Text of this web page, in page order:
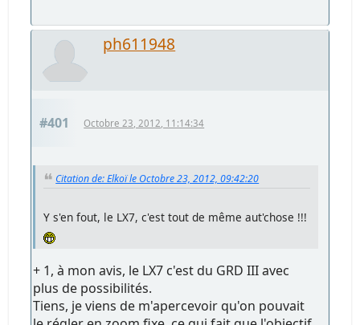
ph611948
#401 Octobre 23, 2012, 11:14:34
Citation de: Elkoï le Octobre 23, 2012, 09:42:20
Y s'en fout, le LX7, c'est tout de même aut'chose !!!
+ 1, à mon avis, le LX7 c'est du GRD III avec
plus de possibilités.
Tiens, je viens de m'apercevoir qu'on pouvait